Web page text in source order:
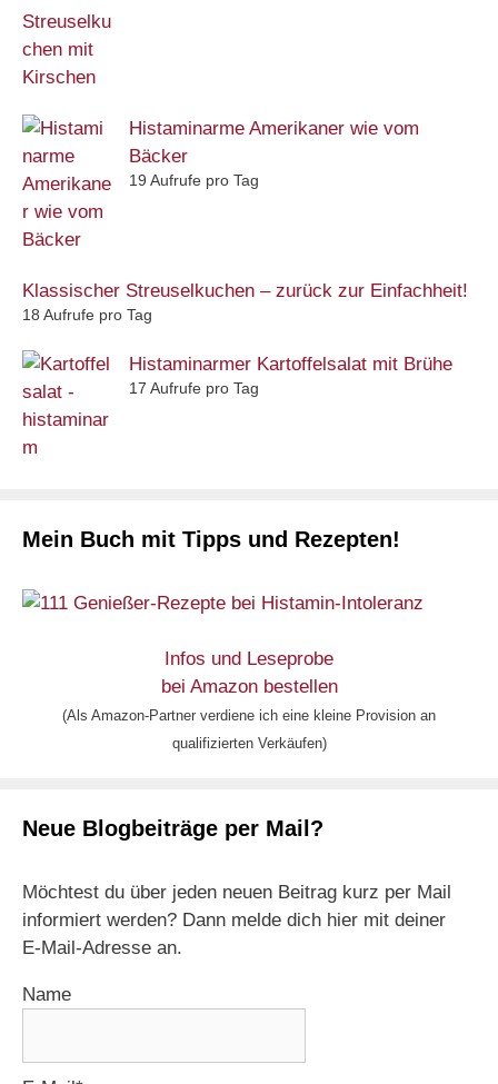
Histaminarme Amerikaner wie vom
Bäcker
19 Aufrufe pro Tag
Klassischer Streuselkuchen – zurück zur Einfachheit!
18 Aufrufe pro Tag
Histaminarmer Kartoffelsalat mit Brühe
17 Aufrufe pro Tag
Mein Buch mit Tipps und Rezepten!
Infos und Leseprobe
bei Amazon bestellen
(Als Amazon-Partner verdiene ich eine kleine Provision an
qualifizierten Verkäufen)
Neue Blogbeiträge per Mail?
Möchtest du über jeden neuen Beitrag kurz per Mail
informiert werden? Dann melde dich hier mit deiner
E-Mail-Adresse an.
Name